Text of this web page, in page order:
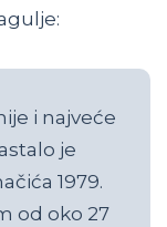
i najveće
je
1979.
od oko 27